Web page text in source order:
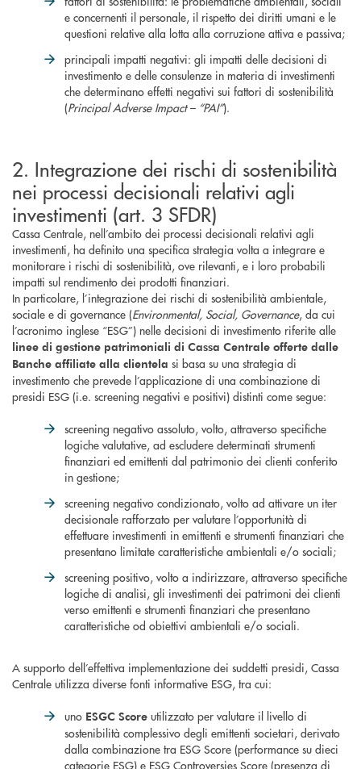
e concernenti il personale, il rispetto dei diritti umani e le
questioni relative alla lotta alla corruzione attiva e passiva;
principali impatti negativi: gli impatti delle decisioni di
investimento e delle consulenze in materia di investimenti
che determinano effetti negativi sui fattori di sostenibilità
(Principal Adverse Impact – “PAI”).
2. Integrazione dei rischi di sostenibilità
nei processi decisionali relativi agli
investimenti (art. 3 SFDR)
Cassa Centrale, nell’ambito dei processi decisionali relativi agli
investimenti, ha definito una specifica strategia volta a integrare e
monitorare i rischi di sostenibilità, ove rilevanti, e i loro probabili
impatti sul rendimento dei prodotti finanziari.
In particolare, l’integrazione dei rischi di sostenibilità ambientale,
sociale e di governance (Environmental, Social, Governance, da cui
l’acronimo inglese “ESG”) nelle decisioni di investimento riferite alle
linee di gestione patrimoniali di Cassa Centrale offerte dalle
Banche affiliate alla clientela si basa su una strategia di
investimento che prevede l’applicazione di una combinazione di
presidi ESG (i.e. screening negativi e positivi) distinti come segue:
screening negativo assoluto, volto, attraverso specifiche
logiche valutative, ad escludere determinati strumenti
finanziari ed emittenti dal patrimonio dei clienti conferito
in gestione;
screening negativo condizionato, volto ad attivare un iter
decisionale rafforzato per valutare l’opportunità di
effettuare investimenti in emittenti e strumenti finanziari che
presentano limitate caratteristiche ambientali e/o sociali;
screening positivo, volto a indirizzare, attraverso specifiche
logiche di analisi, gli investimenti dei patrimoni dei clienti
verso emittenti e strumenti finanziari che presentano
caratteristiche od obiettivi ambientali e/o sociali.
A supporto dell’effettiva implementazione dei suddetti presidi, Cassa
Centrale utilizza diverse fonti informative ESG, tra cui:
uno ESGC Score utilizzato per valutare il livello di
sostenibilità complessivo degli emittenti societari, derivato
dalla combinazione tra ESG Score (performance su dieci
categorie ESG) e ESG Controversies Score (presenza di